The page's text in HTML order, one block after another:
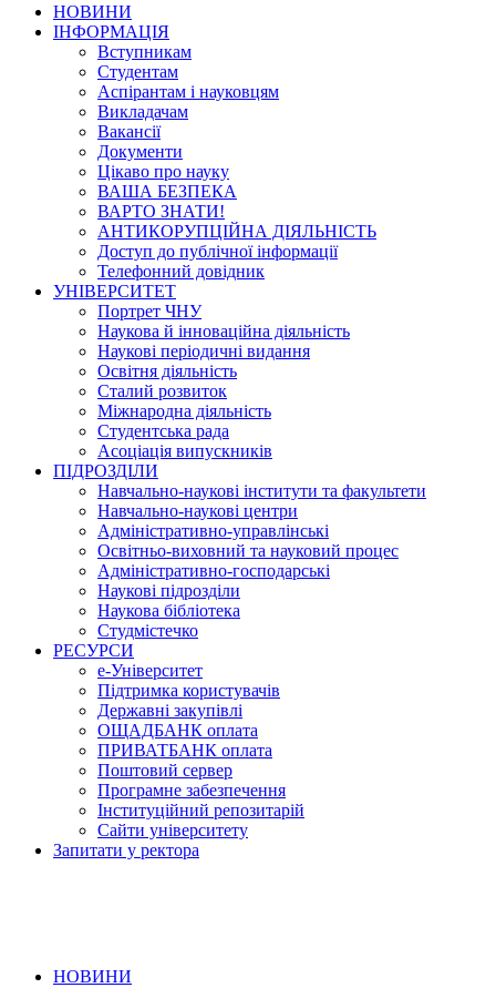
НОВИНИ
ІНФОРМАЦІЯ
Вступникам
Студентам
Аспірантам і науковцям
Викладачам
Вакансії
Документи
Цікаво про науку
ВАША БЕЗПЕКА
ВАРТО ЗНАТИ!
АНТИКОРУПЦІЙНА ДІЯЛЬНІСТЬ
Доступ до публічної інформації
Телефонний довідник
УНІВЕРСИТЕТ
Портрет ЧНУ
Наукова й інноваційна діяльність
Наукові періодичні видання
Освітня діяльність
Сталий розвиток
Міжнародна діяльність
Студентська рада
Асоціація випускників
ПІДРОЗДІЛИ
Навчально-наукові інститути та факультети
Навчально-наукові центри
Адміністративно-управлінські
Освітньо-виховний та науковий процес
Адміністративно-господарські
Наукові підрозділи
Наукова бібліотека
Студмістечко
РЕСУРСИ
е-Університет
Підтримка користувачів
Державні закупівлі
ОЩАДБАНК оплата
ПРИВАТБАНК оплата
Поштовий сервер
Програмне забезпечення
Інституційний репозитарій
Сайти університету
Запитати у ректора
НОВИНИ